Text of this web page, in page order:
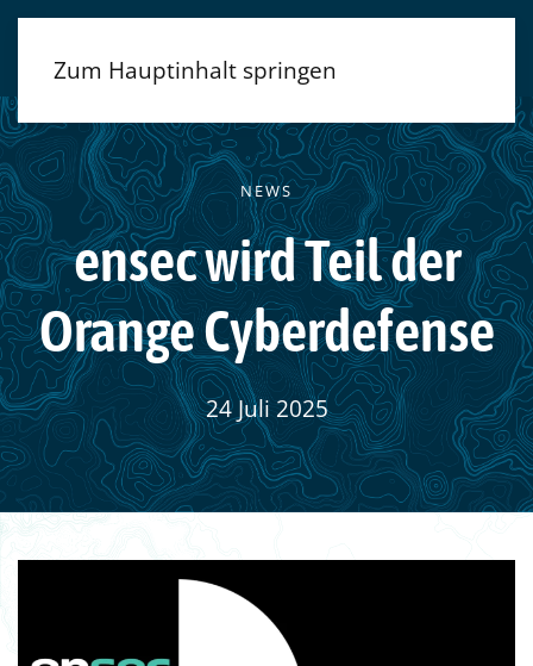
Zum Hauptinhalt springen
NEWS
ensec wird Teil der
Orange Cyberdefense
24 Juli 2025